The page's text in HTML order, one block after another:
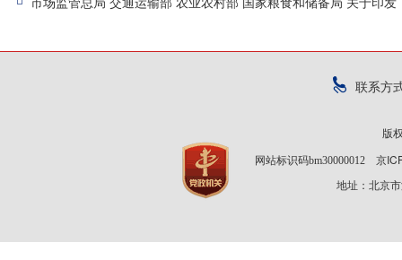
联系方
版
网站标识码bm30000012 京
地址：北京